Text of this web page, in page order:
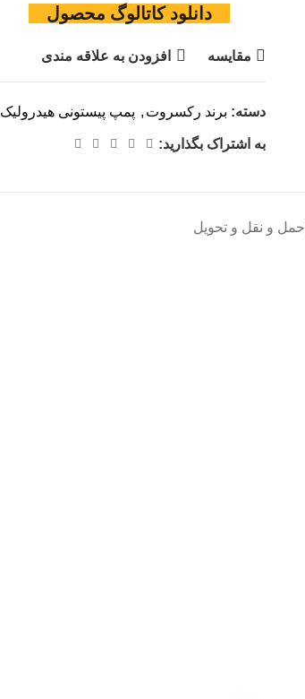
دانلود کاتالوگ محصول
مقایسه افزودن به علاقه مندی
دسته: برند رکسروت , پمپ پیستونی هیدرولیک
به اشتراک بگذارید:
حمل و نقل و تحویل